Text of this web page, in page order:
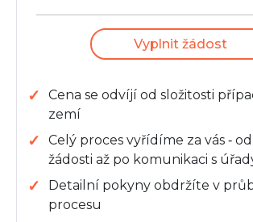
Vyplnit žádost
Cena se odvíjí od složitosti
zemí
Celý proces vyřídíme za vás ‑
žádosti až po komunikaci s
Detailní pokyny obdržíte v
procesu